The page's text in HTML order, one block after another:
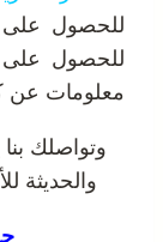
للحصول
للحصول على
معلومات عن
وتواصلك
والحديثة